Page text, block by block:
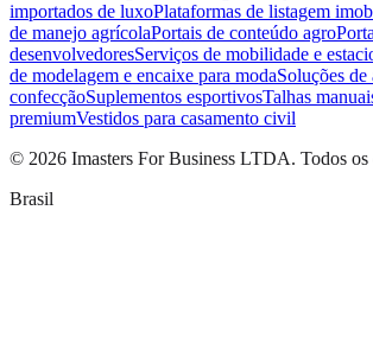
importados de luxoPlataformas de listagem
de manejo agrícolaPortais de conteúdo agro
desenvolvedoresServiços de mobilidade e
de modelagem e encaixe para modaSoluções de
confecçãoSuplementos esportivosTalhas
premiumVestidos para casamento civil
© 2026 Imasters For Business LTDA. Todos os
Brasil